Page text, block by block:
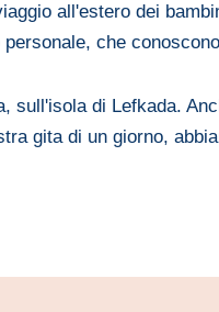
all'estero dei
che
di Lefkada.
gita di un giorno,